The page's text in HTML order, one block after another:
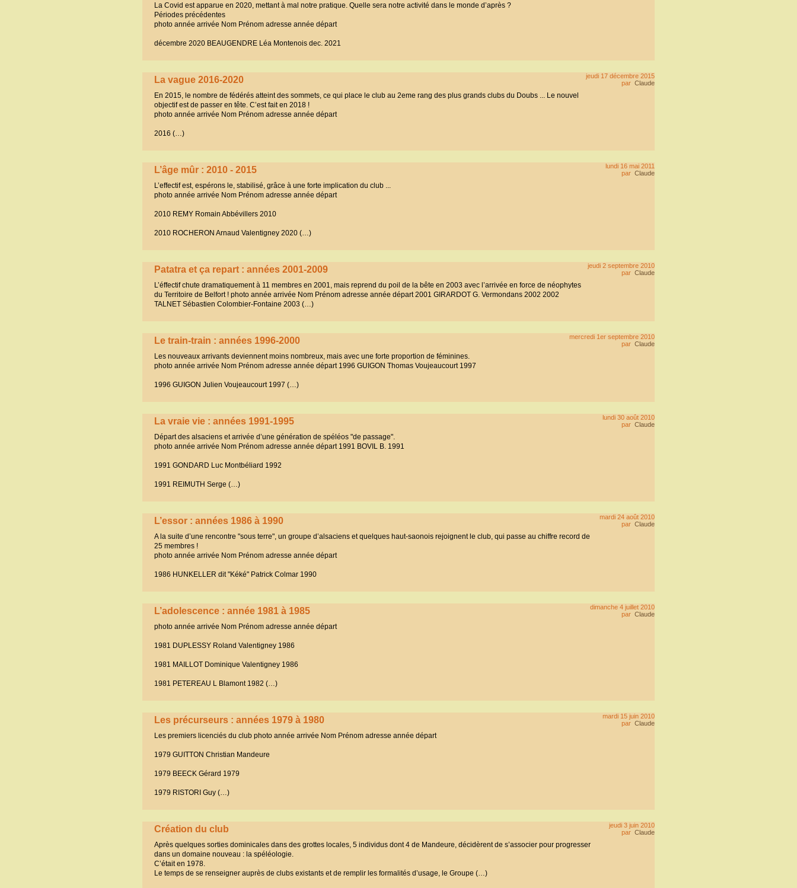
La Covid est apparue en 2020, mettant à mal notre pratique. Quelle sera notre activité dans le monde d’après ?
Périodes précédentes
photo année arrivée Nom Prénom adresse année départ
décembre 2020 BEAUGENDRE Léa Montenois dec. 2021
jeudi 17 décembre 2015
par Claude
La vague 2016-2020
En 2015, le nombre de fédérés atteint des sommets, ce qui place le club au 2eme rang des plus grands clubs du Doubs ... Le nouvel
objectif est de passer en tête. C’est fait en 2018 !
photo année arrivée Nom Prénom adresse année départ
2016 (…)
lundi 16 mai 2011
par Claude
L’âge mûr : 2010 - 2015
L’effectif est, espérons le, stabilisé, grâce à une forte implication du club ...
photo année arrivée Nom Prénom adresse année départ
2010 REMY Romain Abbévillers 2010
2010 ROCHERON Arnaud Valentigney 2020 (…)
jeudi 2 septembre 2010
par Claude
Patatra et ça repart : années 2001-2009
L’éffectif chute dramatiquement à 11 membres en 2001, mais reprend du poil de la bête en 2003 avec l’arrivée en force de néophytes
du Territoire de Belfort ! photo année arrivée Nom Prénom adresse année départ 2001 GIRARDOT G. Vermondans 2002 2002
TALNET Sébastien Colombier-Fontaine 2003 (…)
mercredi 1er septembre 2010
par Claude
Le train-train : années 1996-2000
Les nouveaux arrivants deviennent moins nombreux, mais avec une forte proportion de féminines.
photo année arrivée Nom Prénom adresse année départ 1996 GUIGON Thomas Voujeaucourt 1997
1996 GUIGON Julien Voujeaucourt 1997 (…)
lundi 30 août 2010
par Claude
La vraie vie : années 1991-1995
Départ des alsaciens et arrivée d’une génération de spéléos "de passage".
photo année arrivée Nom Prénom adresse année départ 1991 BOVIL B. 1991
1991 GONDARD Luc Montbéliard 1992
1991 REIMUTH Serge (…)
mardi 24 août 2010
par Claude
L’essor : années 1986 à 1990
A la suite d’une rencontre "sous terre", un groupe d’alsaciens et quelques haut-saonois rejoignent le club, qui passe au chiffre record de
25 membres !
photo année arrivée Nom Prénom adresse année départ
1986 HUNKELLER dit "Kéké" Patrick Colmar 1990
dimanche 4 juillet 2010
par Claude
L’adolescence : année 1981 à 1985
photo année arrivée Nom Prénom adresse année départ
1981 DUPLESSY Roland Valentigney 1986
1981 MAILLOT Dominique Valentigney 1986
1981 PETEREAU L Blamont 1982 (…)
mardi 15 juin 2010
par Claude
Les précurseurs : années 1979 à 1980
Les premiers licenciés du club photo année arrivée Nom Prénom adresse année départ
1979 GUITTON Christian Mandeure
1979 BEECK Gérard 1979
1979 RISTORI Guy (…)
jeudi 3 juin 2010
par Claude
Création du club
Après quelques sorties dominicales dans des grottes locales, 5 individus dont 4 de Mandeure, décidèrent de s’associer pour progresser
dans un domaine nouveau : la spéléologie.
C’était en 1978.
Le temps de se renseigner auprès de clubs existants et de remplir les formalités d’usage, le Groupe (…)